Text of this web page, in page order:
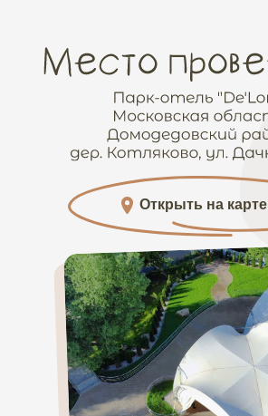
Открыть на карте